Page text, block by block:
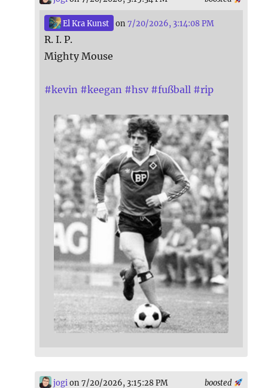
El Kra Kunst on7/20/2026, 3:14:08 PM
R. I. P.
Mighty Mouse
#kevin #keegan #hsv #fußball #rip
boosted
jogi on 7/20/2026, 3:15:28 PM